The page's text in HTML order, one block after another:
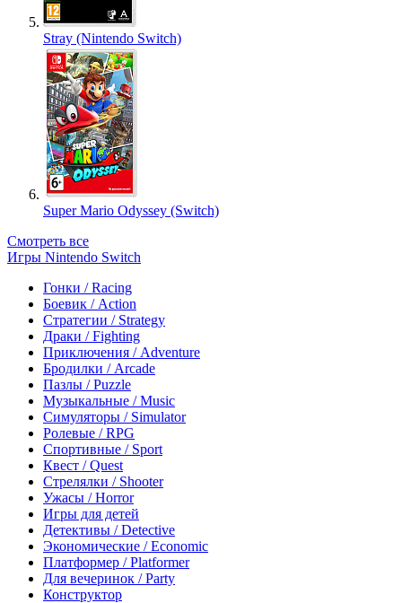
Stray (Nintendo Switch)
Super Mario Odyssey (Switch)
Смотреть все
Игры Nintendo Switch
Гонки / Racing
Боевик / Action
Стратегии / Strategy
Драки / Fighting
Приключения / Adventure
Бродилки / Arcade
Пазлы / Puzzle
Музыкальные / Music
Симуляторы / Simulator
Ролевые / RPG
Спортивные / Sport
Квест / Quest
Стрелялки / Shooter
Ужасы / Horror
Игры для детей
Детективы / Detective
Экономические / Economic
Платформер / Platformer
Для вечеринок / Party
Конструктор